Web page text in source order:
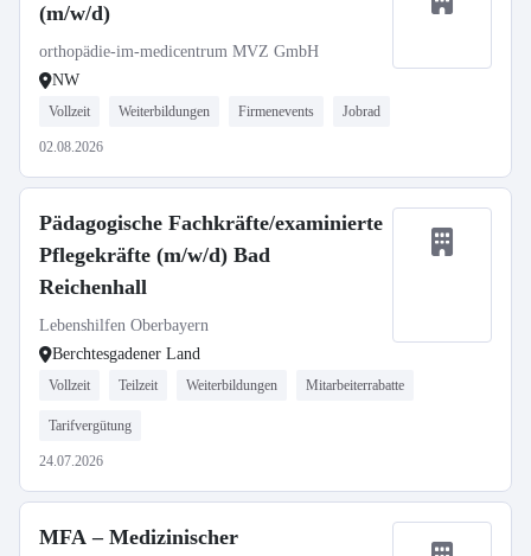
(m/w/d)
orthopädie-im-medicentrum MVZ GmbH
NW
Vollzeit Weiterbildungen Firmenevents Jobrad
02.08.2026
Pädagogische Fachkräfte/examinierte
Pflegekräfte (m/w/d) Bad
Reichenhall
Lebenshilfen Oberbayern
Berchtesgadener Land
Vollzeit Teilzeit Weiterbildungen Mitarbeiterrabatte
Tarifvergütung
24.07.2026
MFA – Medizinischer